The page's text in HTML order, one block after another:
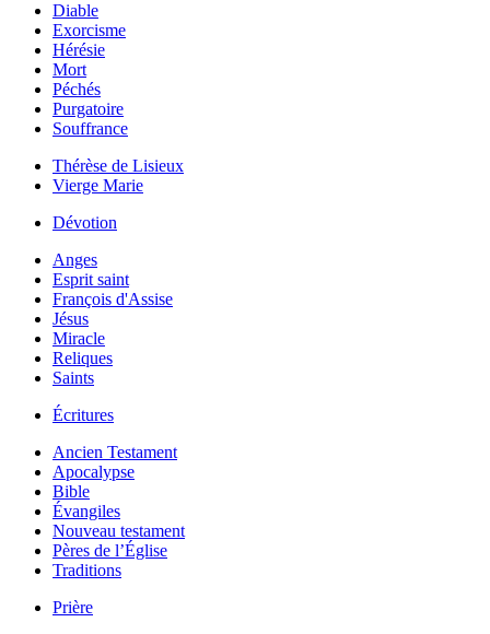
Diable
Exorcisme
Hérésie
Mort
Péchés
Purgatoire
Souffrance
Thérèse de Lisieux
Vierge Marie
Dévotion
Anges
Esprit saint
François d'Assise
Jésus
Miracle
Reliques
Saints
Écritures
Ancien Testament
Apocalypse
Bible
Évangiles
Nouveau testament
Pères de l’Église
Traditions
Prière